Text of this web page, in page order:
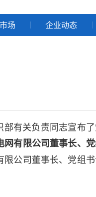
场 企业动态
有关负责同志宣布
网有限公司董事长、
限公司董事长、党组